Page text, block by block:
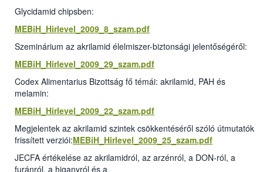
Glycidamid chipsben:
MEBiH_Hirlevel_2009_8_szam.pdf
Szeminárium az akrilamid élelmiszer-biztonsági jelentőségéről:
MEBiH_Hirlevel_2009_29_szam.pdf
Codex Alimentarius Bizottság fő témái: akrilamid, PAH és
melamin:
MEBiH_Hirlevel_2009_22_szam.pdf
Megjelentek az akrilamid szintek csökkentéséről szóló útmutatók
frissített verziói:MEBiH_Hirlevel_2009_25_szam.pdf
JECFA értékelése az akrilamidról, az arzénról, a DON-ról, a
furánról, a higanyról és a